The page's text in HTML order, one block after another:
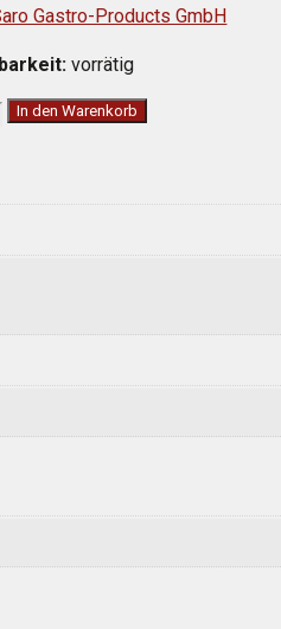
Gastro-Products GmbH
vorrätig
In den Warenkorb